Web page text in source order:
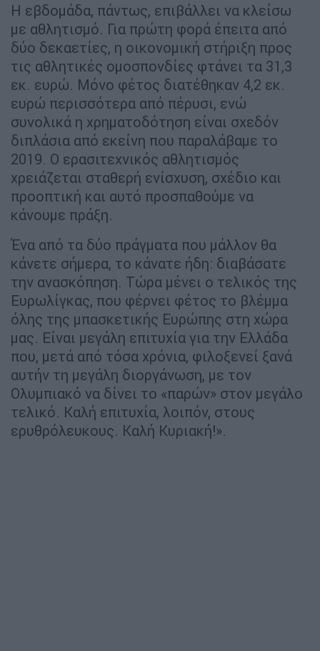
Η εβδομάδα, πάντως, επιβάλλει να κλείσω
με αθλητισμό. Για πρώτη φορά έπειτα από
δύο δεκαετίες, η οικονομική στήριξη προς
τις αθλητικές ομοσπονδίες φτάνει τα 31,3
εκ. ευρώ. Μόνο φέτος διατέθηκαν 4,2 εκ.
ευρώ περισσότερα από πέρυσι, ενώ
συνολικά η χρηματοδότηση είναι σχεδόν
διπλάσια από εκείνη που παραλάβαμε το
2019. Ο ερασιτεχνικός αθλητισμός
χρειάζεται σταθερή ενίσχυση, σχέδιο και
προοπτική και αυτό προσπαθούμε να
κάνουμε πράξη.
Ένα από τα δύο πράγματα που μάλλον θα
κάνετε σήμερα, το κάνατε ήδη: διαβάσατε
την ανασκόπηση. Τώρα μένει ο τελικός της
Ευρωλίγκας, που φέρνει φέτος το βλέμμα
όλης της μπασκετικής Ευρώπης στη χώρα
μας. Είναι μεγάλη επιτυχία για την Ελλάδα
που, μετά από τόσα χρόνια, φιλοξενεί ξανά
αυτήν τη μεγάλη διοργάνωση, με τον
Ολυμπιακό να δίνει το «παρών» στον μεγάλο
τελικό. Καλή επιτυχία, λοιπόν, στους
ερυθρόλευκους. Καλή Κυριακή!».